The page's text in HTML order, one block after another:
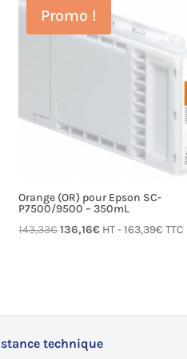
143,33€.
136,16€.
Promo !
Orange (OR) pour Epson SC-
P7500/9500 – 350mL
143,33€Le
136,16€Le
HT -163,39€ TTC
technique